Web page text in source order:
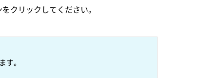
クリックしてください。
す。